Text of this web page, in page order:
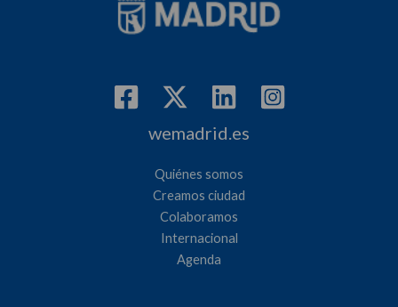
wemadrid.es
Quiénes somos
Creamos ciudad
Colaboramos
Internacional
Agenda